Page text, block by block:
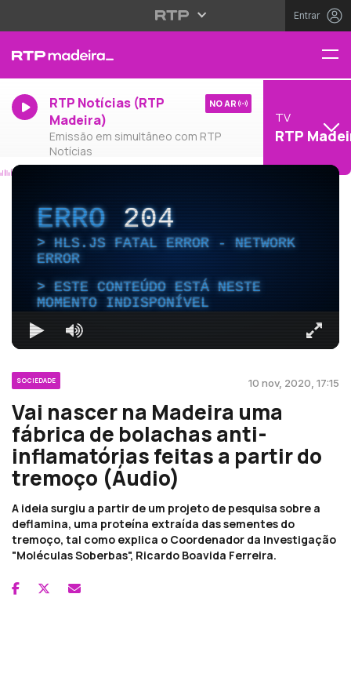
Entrar
RTP Notícias (RTP
Madeira)
Emissão em simultâneo com RTP
Notícias
NO AR
TV
RTP
ERRO204
HLS.JS FATAL ERROR - NETWORK
ERROR
ESTE CONTEÚDO ESTÁ NESTE
MOMENTO INDISPONÍVEL
SOCIEDADE 10 nov, 2020, 17:15
Vai nascer na Madeira uma
fábrica de bolachas anti-
inflamatórias feitas a partir do
tremoço (Áudio)
A ideia surgiu a partir de um projeto de pesquisa sobre a
deflamina, uma proteína extraída das sementes do
tremoço, tal como explica o Coordenador da Investigação
"Moléculas Soberbas", Ricardo Boavida Ferreira.